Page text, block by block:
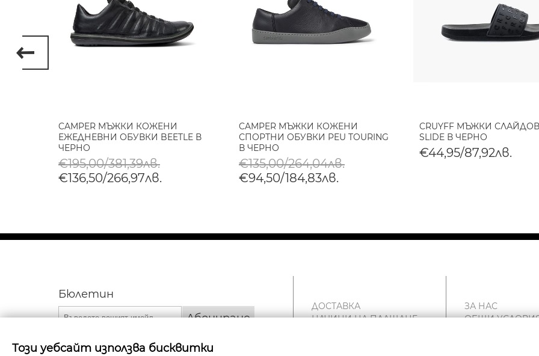
CAMPER МЪЖКИ КОЖЕНИ
ЕЖЕДНЕВНИ ОБУВКИ BEETLE В
ЧЕРНО
€195,00/381,39лв.
€136,50/266,97лв.
CAMPER МЪЖКИ КОЖЕНИ
СПОРТНИ ОБУВКИ PEU TOURING
В ЧЕРНО
€135,00/264,04лв.
€94,50/184,83лв.
CRUYFF МЪЖКИ
SLIDE В ЧЕРНО
€44,95/87,92лв.
Бюлетин
Абониране
ДОСТАВКА
НАЧИНИ НА ПЛАЩАНЕ
ЗА НАС
ОБЩИ
Този уебсайт използва бисквитки